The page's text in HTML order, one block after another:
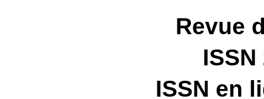
Revue
ISSN
ISSN en